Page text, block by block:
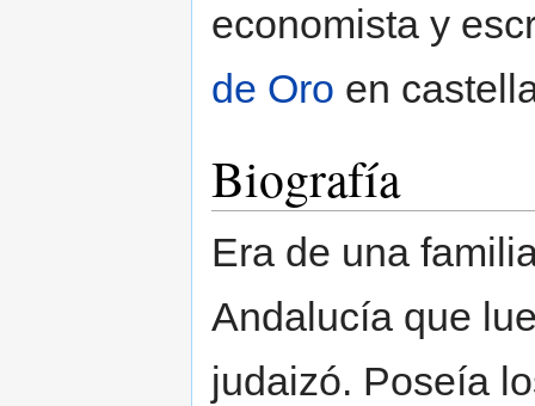
economista y
de Oro en
Biografía
Era de una
Andalucía que
judaizó. Poseía